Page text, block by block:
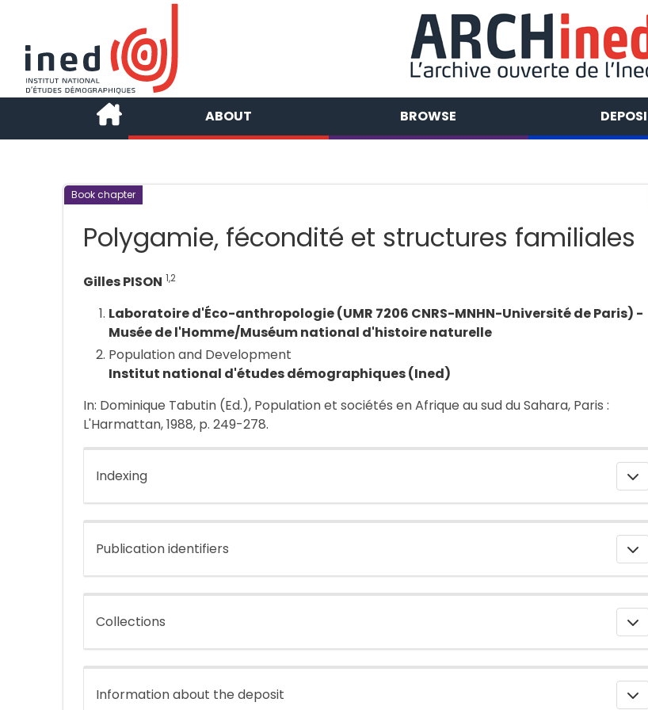
ABOUT BROWSE
Book chapter
Polygamie, fécondité et structures familiales
Gilles PISON 1,2
Laboratoire d'Éco-anthropologie (UMR 7206 CNRS-MNHN-Université de Paris) -
Musée de l'Homme/Muséum national d'histoire naturelle
Population and Development
Institut national d'études démographiques (Ined)
In: Dominique Tabutin (Ed.), Population et sociétés en Afrique au sud du Sahara, Paris :
L'Harmattan, 1988, p. 249-278.
Indexing
Publication identifiers
Collections
Information about the deposit